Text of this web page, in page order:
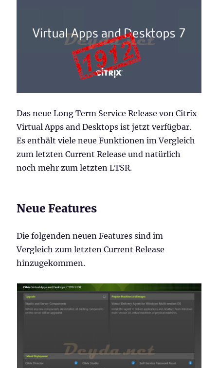
Das neue Long Term Service Release von Citrix
Virtual Apps and Desktops ist jetzt verfügbar.
Es enthält viele neue Funktionen im Vergleich
zum letzten Current Release und natürlich
noch mehr zum letzten LTSR.
Neue Features
Die folgenden neuen Features sind im
Vergleich zum letzten Current Release
hinzugekommen.